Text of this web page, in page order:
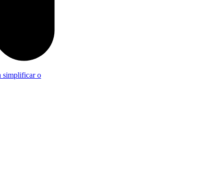
simplificar o